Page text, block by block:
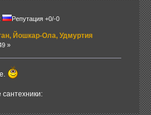
Репутация +0/-0
Йошкар-Ола, Удмуртия
»